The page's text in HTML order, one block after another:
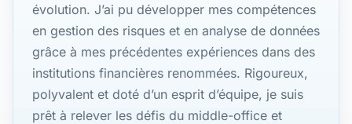
évolution. J’ai pu développer mes compétences
en gestion des risques et en analyse de données
grâce à mes précédentes expériences dans des
institutions financières renommées. Rigoureux,
polyvalent et doté d’un esprit d’équipe, je suis
prêt à relever les défis du middle-office et